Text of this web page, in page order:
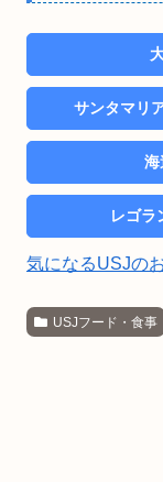
サンタマリ
レゴラ
気になるUSJの
USJフード・食事